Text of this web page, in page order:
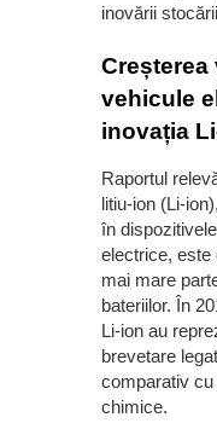
inovării
Creșterea
vehicule
inovația
Raportul
litiu-ion (Li-
în
electrice, este
mai mare
bateriilor. În
Li-ion au
brevetare
comparativ
chimice.